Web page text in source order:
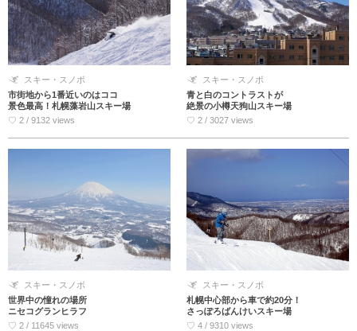
スキー・スノボ
市街地から1番近いのはココ
景色最高！札幌藻岩山スキー場
♡ 2 / 9132 views
スキー・スノボ
青と白のコントラストが
絶景の小樽天狗山スキー場
♡ 2 / 3027 views
スキー・スノボ
世界中の憧れの場所
ニセコグランヒラフ
♡ 2 / 11645 views
スキー・スノボ
札幌中心部から車で約20分！
さっぽろばんけいスキー場
♡ 4 / 9310 views